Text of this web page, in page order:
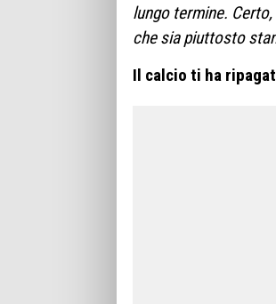
lungo termine.
che sia piuttosto
Il calcio ti ha